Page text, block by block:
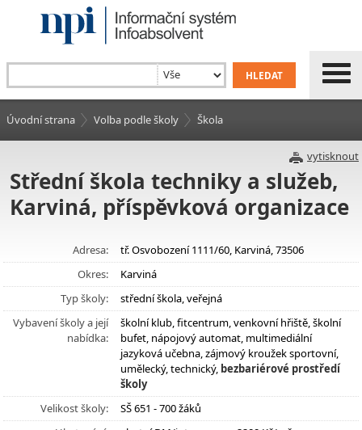
Úvodní strana Volba podle školy Škola
vytisknout
Střední škola techniky a služeb,
Karviná, příspěvková organizace
Adresa:
tř. Osvobození 1111/60, Karviná, 73506
Okres:
Karviná
Typ školy:
střední škola, veřejná
Vybavení školy a její
nabídka:
školní klub, fitcentrum, venkovní hřiště, školní
bufet, nápojový automat, multimediální
jazyková učebna, zájmový kroužek sportovní,
umělecký, technický, bezbariérové prostředí
školy
Velikost školy:
SŠ 651 - 700 žáků